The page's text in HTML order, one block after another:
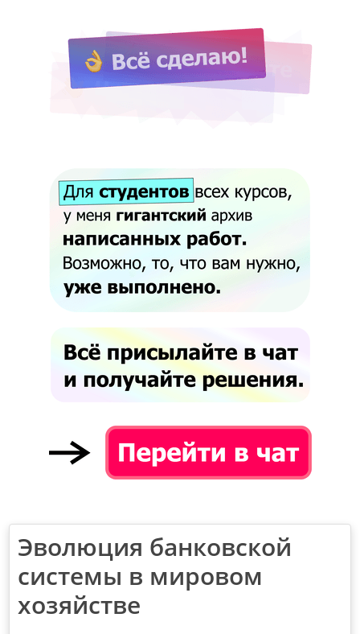
Эволюция банковской
системы в мировом
хозяйстве